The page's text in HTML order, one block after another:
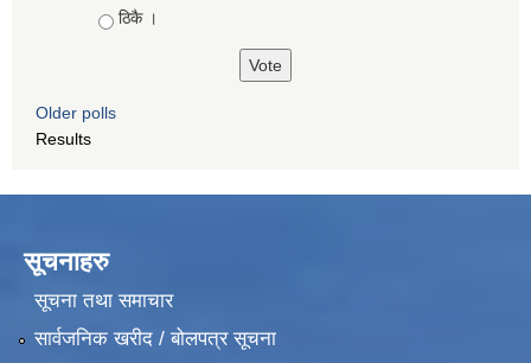
ठिकै ।
Older polls
Results
सूचनाहरु
सूचना तथा समाचार
सार्वजनिक खरीद / बोलपत्र सूचना